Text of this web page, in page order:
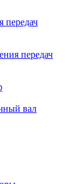
передач
передач
вал